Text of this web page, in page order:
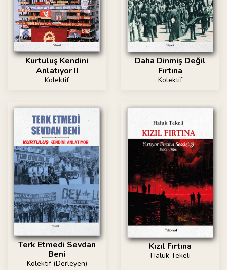
Kurtuluş Kendini
Anlatıyor II
Kolektif
Daha Dinmiş Değil
Fırtına
Kolektif
Terk Etmedi Sevdan
Beni
Kolektif (Derleyen)
Kızıl Fırtına
Haluk Tekeli